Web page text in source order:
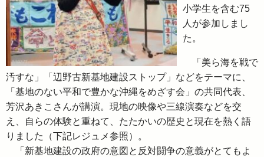
小学生を含む75
人が参加しまし
た。
「美ら海を戦で
汚すな」「辺野古新基地建設ストップ」などをテーマに、
「基地のない平和で豊かな沖縄をめざす会」の共同代表、
芳沢あきこさんが講演。現地の映像や三線演奏などを交
え、自らの体験と重ねて、たたかいの歴史と現在を熱く語
りました（下記レジュメ参照）。
「新基地建設の政府の意図と反対闘争の意義がとてもよ